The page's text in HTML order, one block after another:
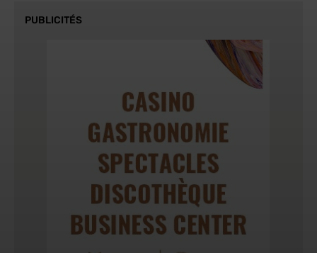
PUBLICITÉS